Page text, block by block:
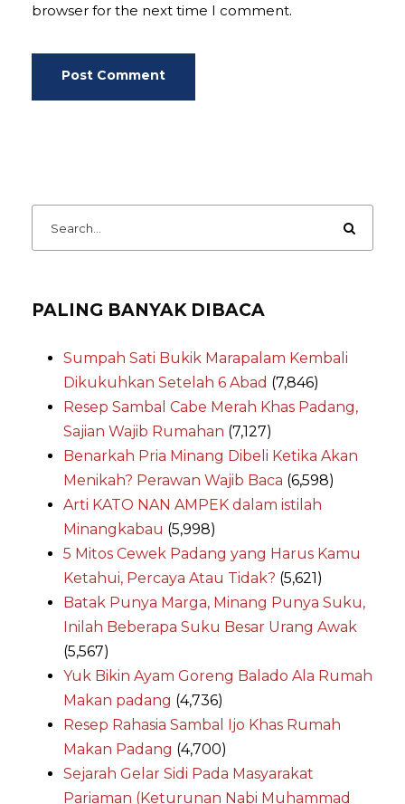
browser for the next time I comment.
PALING BANYAK DIBACA
Sumpah Sati Bukik Marapalam Kembali
Dikukuhkan Setelah 6 Abad (7,846)
Resep Sambal Cabe Merah Khas Padang,
Sajian Wajib Rumahan (7,127)
Benarkah Pria Minang Dibeli Ketika Akan
Menikah? Perawan Wajib Baca (6,598)
Arti KATO NAN AMPEK dalam istilah
Minangkabau (5,998)
5 Mitos Cewek Padang yang Harus Kamu
Ketahui, Percaya Atau Tidak? (5,621)
Batak Punya Marga, Minang Punya Suku,
Inilah Beberapa Suku Besar Urang Awak
(5,567)
Yuk Bikin Ayam Goreng Balado Ala Rumah
Makan padang (4,736)
Resep Rahasia Sambal Ijo Khas Rumah
Makan Padang (4,700)
Sejarah Gelar Sidi Pada Masyarakat
Pariaman (Keturunan Nabi Muhammad